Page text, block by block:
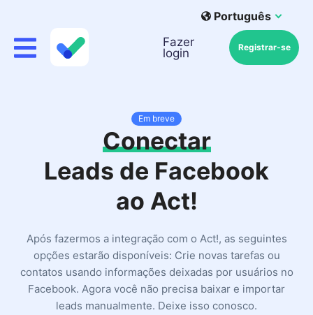
Português
Fazer
login
Registrar-se
Em breve
Conectar
Leads de Facebook
ao Act!
Após fazermos a integração com o Act!, as seguintes
opções estarão disponíveis: Crie novas tarefas ou
contatos usando informações deixadas por usuários no
Facebook. Agora você não precisa baixar e importar
leads manualmente. Deixe isso conosco.